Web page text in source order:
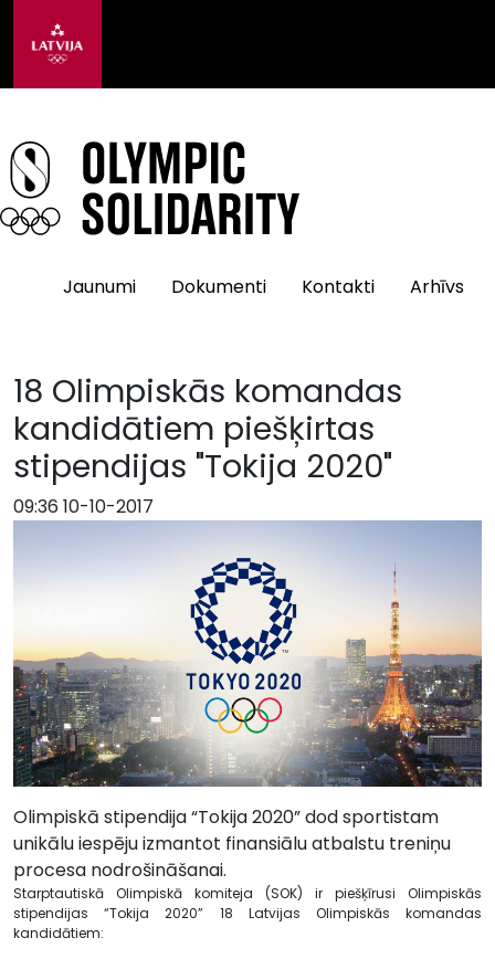
Jaunumi Dokumenti Kontakti Arhīvs
18 Olimpiskās komandas
kandidātiem piešķirtas
stipendijas "Tokija 2020"
09:36 10-10-2017
Olimpiskā stipendija “Tokija 2020” dod sportistam
unikālu iespēju izmantot finansiālu atbalstu treniņu
procesa nodrošināšanai.
Starptautiskā Olimpiskā komiteja (SOK) ir piešķīrusi Olimpiskās
stipendijas “Tokija 2020” 18 Latvijas Olimpiskās komandas
kandidātiem: